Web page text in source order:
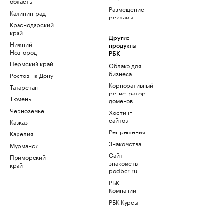
Калининград
Краснодарский
край
Нижний
Новгород
Пермский край
Ростов-на-Дону
Татарстан
Тюмень
Черноземье
Кавказ
Карелия
Мурманск
Приморский
край
Размещение
рекламы
Другие
продукты
РБК
Облако для
бизнеса
Корпоративный
регистратор
доменов
Хостинг
сайтов
Рег.решения
Знакомства
Сайт
знакомств
podbor.ru
РБК
Компании
РБК Курсы